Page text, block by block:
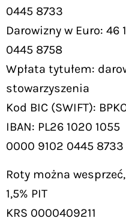
0445 8733
Darowizny w Euro: 46
0445 8758
Wpłata tytułem:
stowarzyszenia
Kod BIC (SWIFT):
IBAN: PL26 1020 1055
0000 9102 0445 8733
Roty można
1,5% PIT
KRS 0000409211